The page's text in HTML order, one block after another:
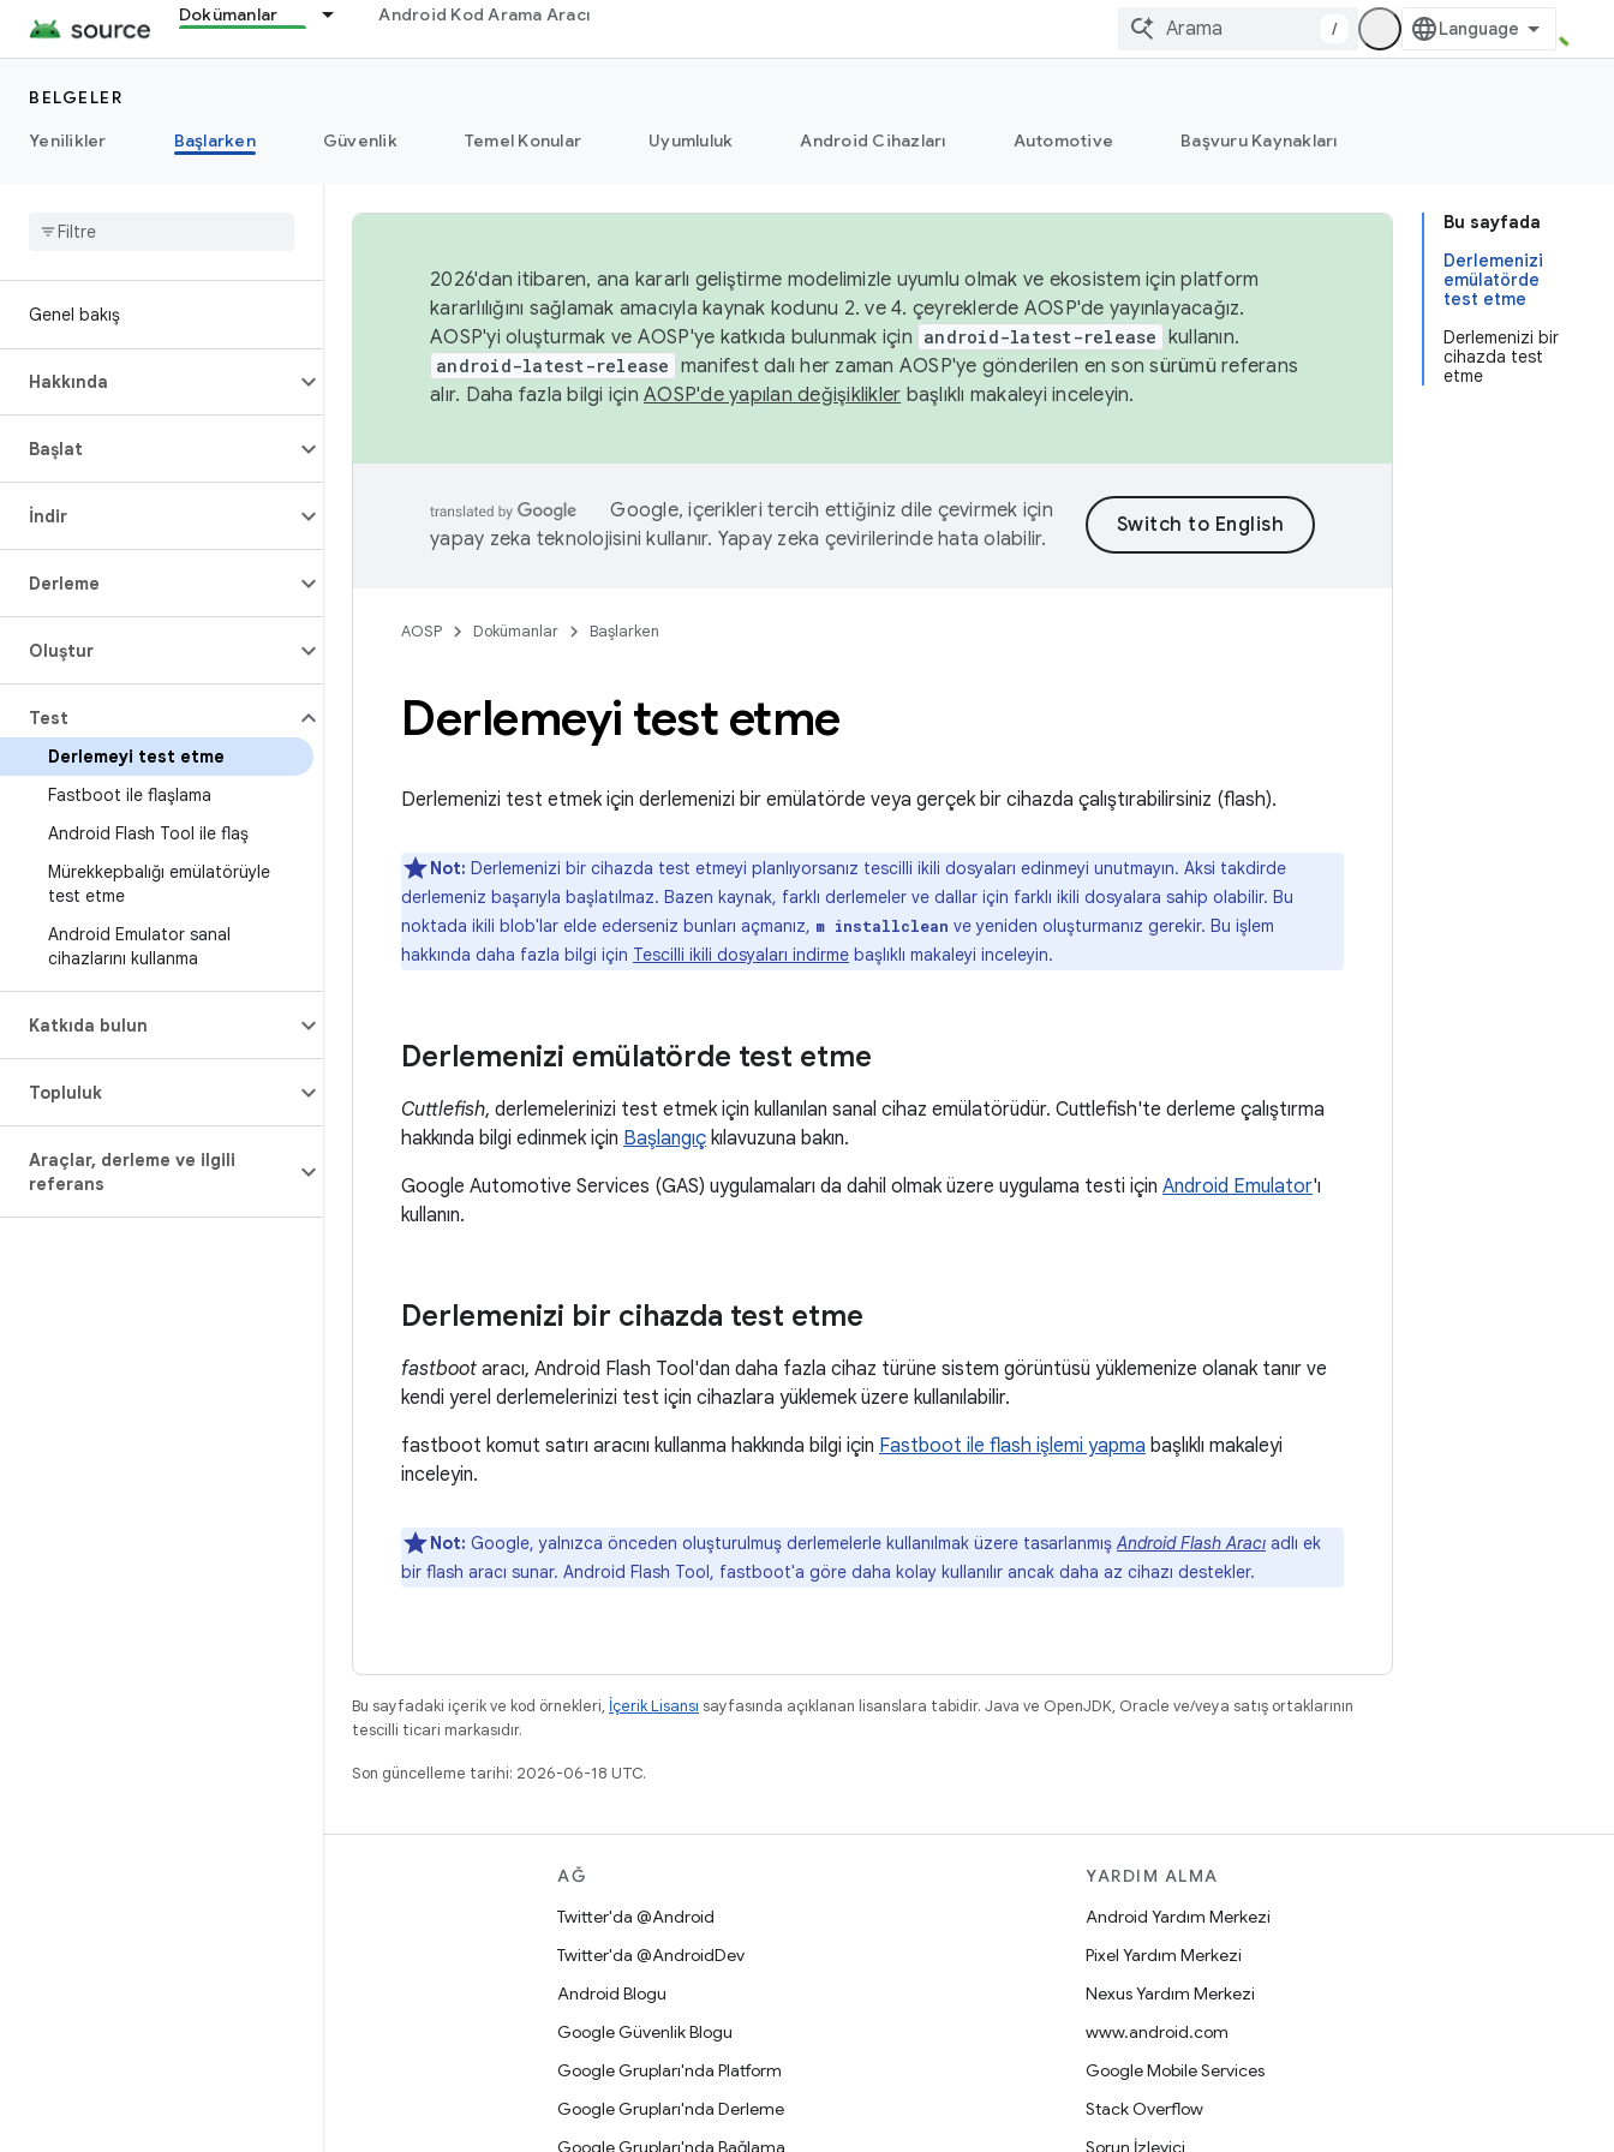
Dokümanlar Android Kod Arama Aracı
/
BELGELER
Yenilikler
Başlarken Güvenlik Temel Konular Uyumluluk Android Cihazları Automotive Başvuru Kaynakları
Genel bakış
Hakkında
Başlat
İndir
Derleme
Oluştur
Test
Derlemeyi test etme
Fastboot ile flaşlama
Android Flash Tool ile flaş
Mürekkepbalığı emülatörüyle
test etme
Android Emulator sanal
cihazlarını kullanma
Katkıda bulun
Topluluk
Araçlar, derleme ve ilgili
referans
Bu sayfada
Derlemenizi
emülatörde
test etme
Derlemenizi bir
cihazda test
etme
2026'dan itibaren, ana kararlı geliştirme modelimizle uyumlu olmak ve ekosistem için platform
kararlılığını sağlamak amacıyla kaynak kodunu 2. ve 4. çeyreklerde AOSP'de yayınlayacağız.
AOSP'yi oluşturmak ve AOSP'ye katkıda bulunmak için android-latest-release kullanın.
android-latest-release manifest dalı her zaman AOSP'ye gönderilen en son sürümü referans
alır. Daha fazla bilgi için AOSP'de yapılan değişiklikler başlıklı makaleyi inceleyin.
Google, içerikleri tercih ettiğiniz dile çevirmek için
yapay zeka teknolojisini kullanır. Yapay zeka çevirilerinde hata olabilir.
AOSP Dokümanlar Başlarken
Derlemeyi test etme
Derlemenizi test etmek için derlemenizi bir emülatörde veya gerçek bir cihazda çalıştırabilirsiniz (flash).
Not: Derlemenizi bir cihazda test etmeyi planlıyorsanız tescilli ikili dosyaları edinmeyi unutmayın. Aksi takdirde
derlemeniz başarıyla başlatılmaz. Bazen kaynak, farklı derlemeler ve dallar için farklı ikili dosyalara sahip olabilir. Bu
noktada ikili blob'lar elde ederseniz bunları açmanız, m installclean ve yeniden oluşturmanız gerekir. Bu işlem
hakkında daha fazla bilgi için Tescilli ikili dosyaları indirme başlıklı makaleyi inceleyin.
Derlemenizi emülatörde test etme
Cuttlefish, derlemelerinizi test etmek için kullanılan sanal cihaz emülatörüdür. Cuttlefish'te derleme çalıştırma
hakkında bilgi edinmek için Başlangıç kılavuzuna bakın.
Google Automotive Services (GAS) uygulamaları da dahil olmak üzere uygulama testi için Android Emulator'ı
kullanın.
Derlemenizi bir cihazda test etme
fastboot aracı, Android Flash Tool'dan daha fazla cihaz türüne sistem görüntüsü yüklemenize olanak tanır ve
kendi yerel derlemelerinizi test için cihazlara yüklemek üzere kullanılabilir.
fastboot komut satırı aracını kullanma hakkında bilgi için Fastboot ile flash işlemi yapma başlıklı makaleyi
inceleyin.
Not: Google, yalnızca önceden oluşturulmuş derlemelerle kullanılmak üzere tasarlanmışAndroid Flash Aracı adlı ek
bir flash aracı sunar. Android Flash Tool, fastboot'a göre daha kolay kullanılır ancak daha az cihazı destekler.
Bu sayfadaki içerik ve kod örnekleri, İçerik Lisansı sayfasında açıklanan lisanslara tabidir. Java ve OpenJDK, Oracle ve/veya satış ortaklarının
tescilli ticari markasıdır.
Son güncelleme tarihi: 2026-06-18 UTC.
AĞ
Twitter'da @Android
Twitter'da @AndroidDev
Android Blogu
Google Güvenlik Blogu
Google Grupları'nda Platform
Google Grupları'nda Derleme
Google Grupları'nda Bağlama
YARDIM ALMA
Android Yardım Merkezi
Pixel Yardım Merkezi
Nexus Yardım Merkezi
www.android.com
Google Mobile Services
Stack Overflow
Sorun İzleyici